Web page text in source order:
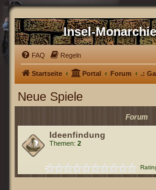
Insel-
FAQ Regeln
Startseite Portal Forum .:
Neue Spiele
Forum
Ideenfindung
Themen: 2